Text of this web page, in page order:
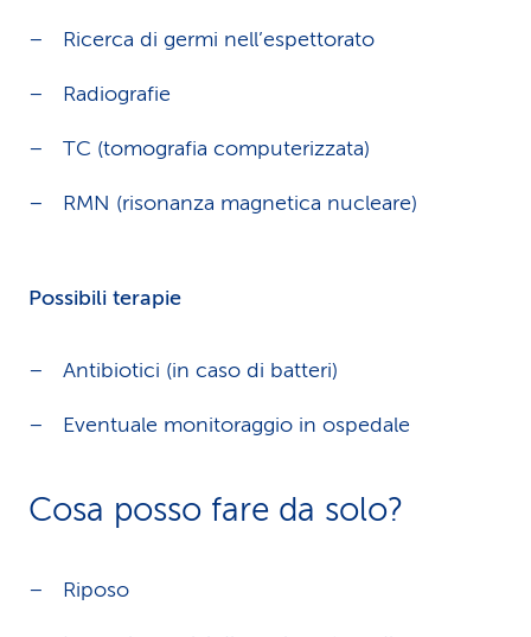
Ricerca di germi nell’espettorato
Radiografie
TC (tomografia computerizzata)
RMN (risonanza magnetica nucleare)
Possibili terapie
Antibiotici (in caso di batteri)
Eventuale monitoraggio in ospedale
Cosa posso fare da solo?
Riposo